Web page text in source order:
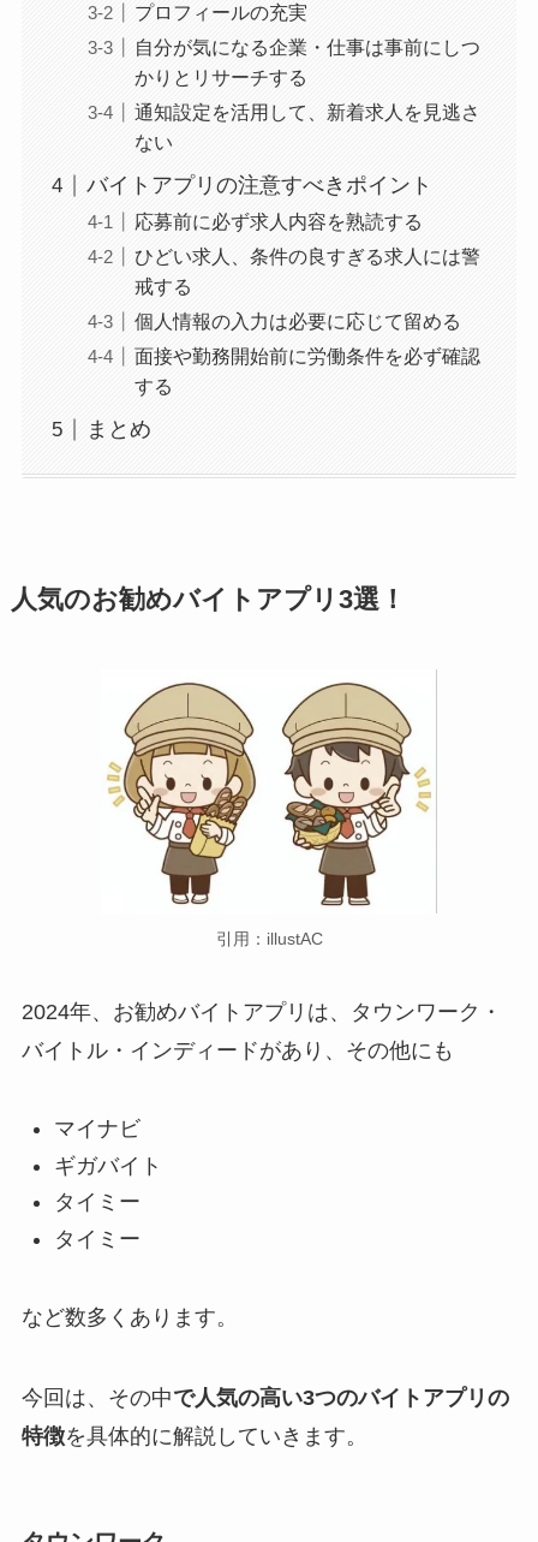
プロフィールの充実
自分が気になる企業・仕事は事前にしつ
かりとリサーチする
通知設定を活用して、新着求人を見逃さ
ない
バイトアプリの注意すべきポイント
応募前に必ず求人内容を熟読する
ひどい求人、条件の良すぎる求人には警
戒する
個人情報の入力は必要に応じて留める
面接や勤務開始前に労働条件を必ず確認
する
まとめ
人気のお勧めバイトアプリ3選！
引用：illustAC
2024年、お勧めバイトアプリは、タウンワーク・
バイトル・インディードがあり、その他にも
マイナビ
ギガバイト
タイミー
タイミー
など数多くあります。
今回は、その中で人気の高い3つのバイトアプリの
特徴を具体的に解説していきます。